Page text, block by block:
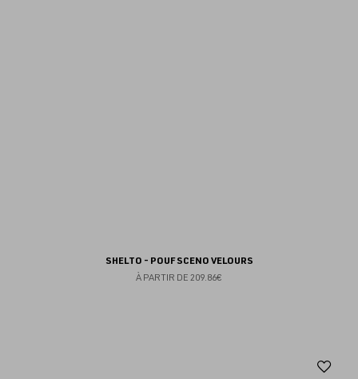
SHELTO - POUF SCENO VELOURS
À PARTIR DE 209.86€